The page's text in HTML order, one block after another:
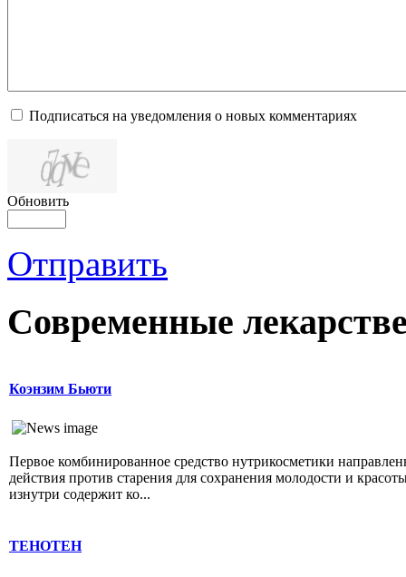
Подписаться на уведомления о новых комментариях
Обновить
Отправить
Современные
Коэнзим Бьюти
Первое комбинированное средство нутрикосметики
действия против старения для сохранения молодости и
изнутри содержит ко...
ТЕНОТЕН